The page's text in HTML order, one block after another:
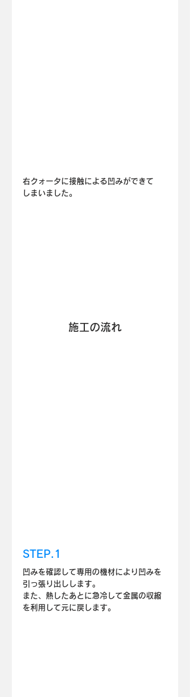
右クォータに接触による凹みができて
しまいました。
施工の流れ
STEP.1
凹みを確認して専用の機材により凹みを
引っ張り出しします。
また、熱したあとに急冷して金属の収縮
を利用して元に戻します。